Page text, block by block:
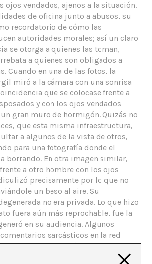
ojos vendados, ajenos a la situación.
de oficina junto a abusos, su
recordatorio de cómo las
autoridades morales; así un claro
se otorga a quienes las toman,
a quienes son obligados a
Cuando en una de las fotos, la
miró a la cámara con una sonrisa
que se colocase frente a
y con los ojos vendados
gran muro de hormigón. Quizás no
que esta misma infraestructura,
a algunos de la vista de otros,
para una fotografía donde el
borrando. En otra imagen similar,
a otro hombre con los ojos
precisamente por lo que no
un beso al aire. Su
no era privada. Lo que hizo
fuera aún más reprochable, fue la
en su audiencia. Algunos
sarcásticos en la red
que Abargil eramás sexycuando
uno de los detenidos
seguro tenía